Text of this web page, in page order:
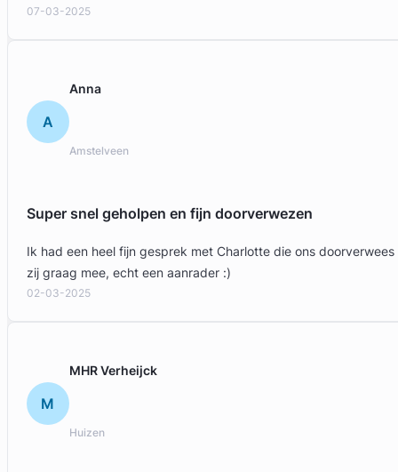
07-03-2025
A
Anna
Amstelveen
Super snel geholpen en fijn doorverwezen
Ik had een heel fijn gesprek met Charlotte die ons
zij graag mee, echt een aanrader :)
02-03-2025
M
MHR Verheijck
Huizen